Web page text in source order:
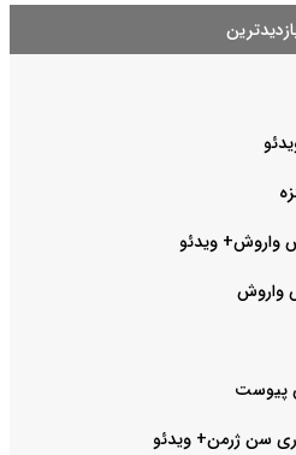
واروش+ ویدئو
پیوست
سن ژرمن+ ویدئو